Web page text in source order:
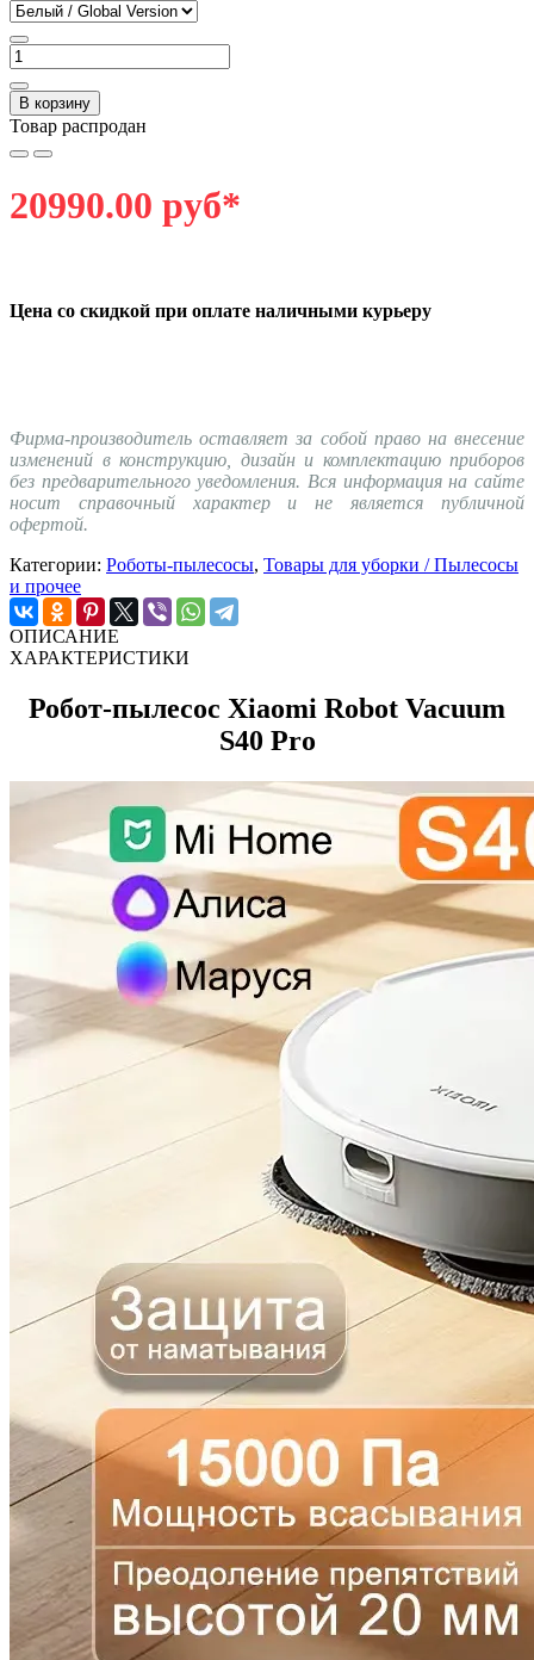
В корзину
Товар распродан
20990.00 руб*
Цена со скидкой при оплате наличными курьеру
Фирма-производитель оставляет за собой право на внесение
изменений в конструкцию, дизайн и комплектацию приборов
без предварительного уведомления. Вся информация на сайте
носит справочный характер и не является публичной
офертой.
Категории: Роботы-пылесосы, Товары для уборки / Пылесосы
и прочее
ОПИСАНИЕ
ХАРАКТЕРИСТИКИ
Робот-пылесос Xiaomi Robot Vacuum
S40 Pro